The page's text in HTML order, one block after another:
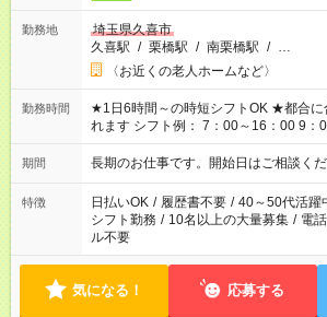
勤務地
埼玉県久喜市
久喜駅 / 栗橋駅 / 南栗橋駅 / …
〈お近くの老人ホームなど〉
勤務時間
★1日6時間～の時短シフトOK ★都合に合わせてシフトが決めら
れます シフト例： 7：00～16：00 9：
18：00 11：00～20：00 など ※Wワークの場合、他のお仕事と
合わせ週40時間超の就業はご案内でき
派遣法（日雇い派遣の原則禁止）によ
業はご案内が難しい場合があります
期間 長期のお仕事です。開始日はご相談
特徴 日払いOK / 履歴書不要 / 40～50代活躍
シフト勤務 / 10名以上の大量募集 / 電
ル不要
気になる！ 応募する